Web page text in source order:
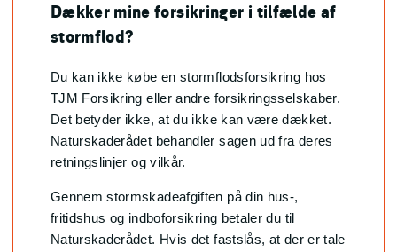
Dækker mine forsikringer i tilfælde af
stormflod?
Du kan ikke købe en stormflodsforsikring hos
TJM Forsikring eller andre forsikringsselskaber.
Det betyder ikke, at du ikke kan være dækket.
Naturskaderådet behandler sagen ud fra deres
retningslinjer og vilkår.
Gennem stormskadeafgiften på din hus-,
fritidshus og indboforsikring betaler du til
Naturskaderådet. Hvis det fastslås, at der er tale